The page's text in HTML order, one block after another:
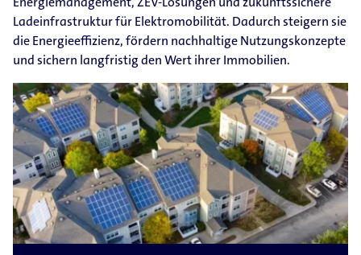
Ladeinfrastruktur für Elektromobilität. Dadurch steigern sie
die Energieeffizienz, fördern nachhaltige Nutzungskonzepte
und sichern langfristig den Wert ihrer Immobilien.